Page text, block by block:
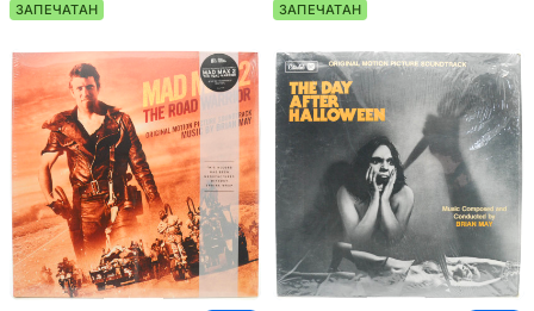
ЗАПЕЧАТАН
ЗАПЕЧАТАН